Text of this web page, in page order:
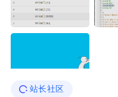
站长社区